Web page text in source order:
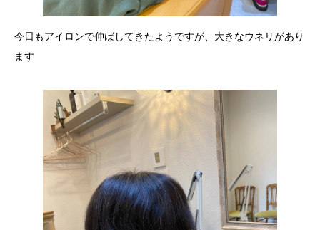
今日もアイロンで伸ばしてきたようですが、大きなウネリがあり
ます